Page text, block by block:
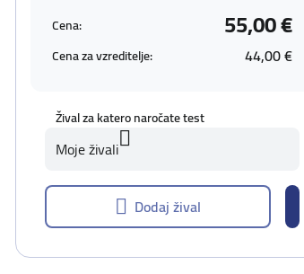
Cena: 55,00 €
Cena za vzreditelje: 44,00 €
Žival za katero naročate test
Moje živali
Dodaj žival